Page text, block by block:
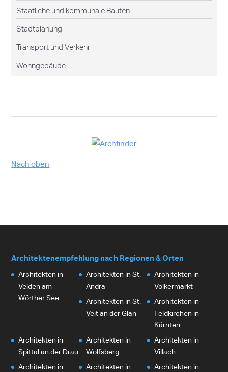
Staatliche und kommunale Bauten
Stadtplanung
Transport und Verkehr
Wohngebäude
Nach oben
Architektenempfehlung nach Regionen & Orten
Architekten in
Velden am
Wörther See
Architekten in St.
Andrä
Architekten in
Völkermarkt
Architekten in St.
Veit an der Glan
Architekten in
Feldkirchen in
Kärnten
Architekten in
Spittal an der Drau
Architekten in
Wolfsberg
Architekten in
Villach
Architekten in
Architekten in
Architekten in